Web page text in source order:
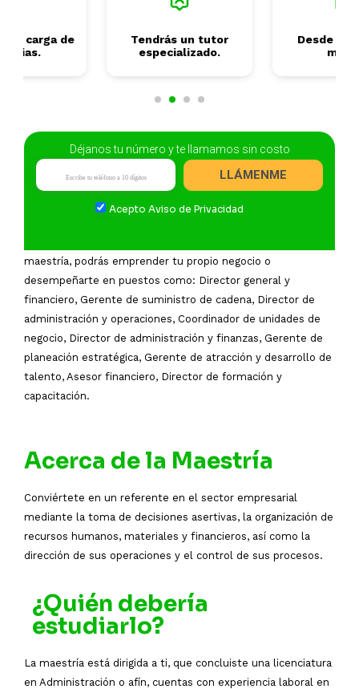
tu carga de
Tendrás un tutor
especializado.
Desde 2
Déjanos tu número y te llamamos sin costo
Acepto Aviso de Privacidad
LLÁMENME
Campo Laboral
Sabías que la Administración de Empresas es la carrera más
maestría, podrás emprender tu propio negocio o
desempeñarte en puestos como: Director general y
financiero, Gerente de suministro de cadena, Director de
administración y operaciones, Coordinador de unidades de
negocio, Director de administración y finanzas, Gerente de
planeación estratégica, Gerente de atracción y desarrollo de
talento, Asesor financiero, Director de formación y
capacitación.
Acerca de la Maestría
Conviértete en un referente en el sector empresarial
mediante la toma de decisiones asertivas, la organización de
recursos humanos, materiales y financieros, así como la
dirección de sus operaciones y el control de sus procesos.
¿Quién debería
estudiarlo?
La maestría está dirigida a ti, que concluiste una licenciatura
en Administración o afín, cuentas con experiencia laboral en